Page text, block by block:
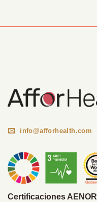
info@afforhealth.com
Certificaciones AENOR